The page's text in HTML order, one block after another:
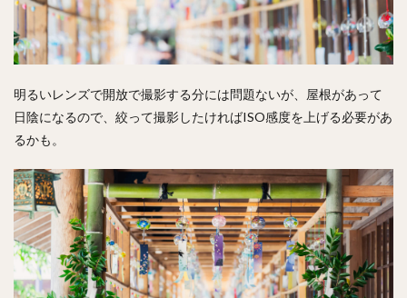
明るいレンズで開放で撮影する分には問題ないが、屋根があって
日陰になるので、絞って撮影したければISO感度を上げる必要があ
るかも。